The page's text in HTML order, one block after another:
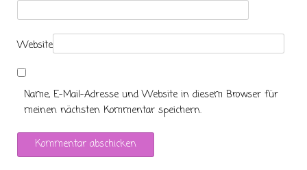
Website
Name, E-Mail-Adresse und Website in diesem Browser für
meinen nächsten Kommentar speichern.